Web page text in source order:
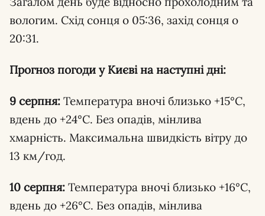
вологим. Схід сонця о 05:36, захід сонця о
20:31.
Прогноз погоди у Києві на наступні дні:
9 серпня: Температура вночі близько +15°C,
вдень до +24°C. Без опадів, мінлива
хмарність. Максимальна швидкість вітру до
13 км/год.
10 серпня: Температура вночі близько +16°C,
вдень до +26°C. Без опадів, мінлива